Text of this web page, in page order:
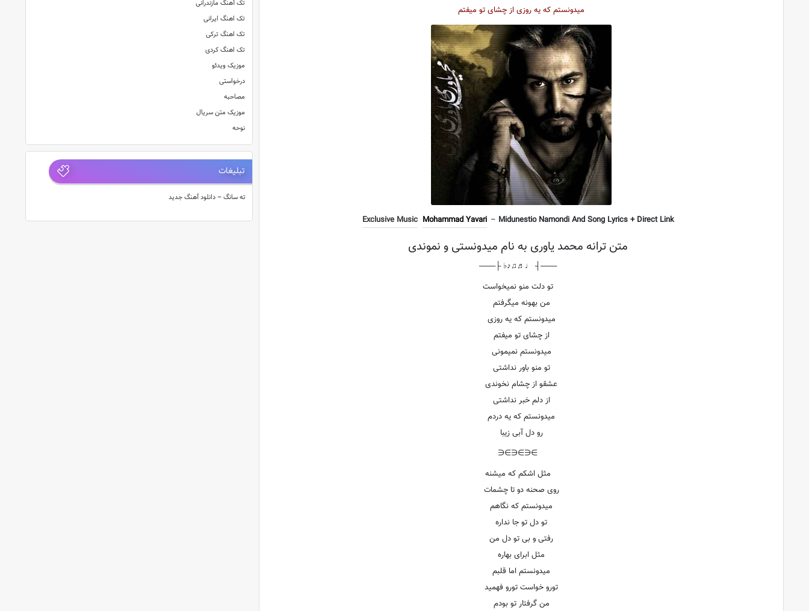
میدونستم که یه روزی از چشای تو میفتم
Exclusive Music Mohammad Yavari – Midunestio Namondi And Song Lyrics + Direct Link
متن ترانه محمد یاوری به نام میدونستی و نموندی
───┤ ♩♬♫♪♭ ├───
تو دلت منو نمیخواست
من بهونه میگرفتم
میدونستم که یه روزی
از چشای تو میفتم
میدونستم نمیمونی
تو منو باور نداشتی
عشقو از چشام نخوندی
از دلم خبر نداشتی
میدونستم که یه دردم
رو دل آبی زیبا
∋∈∋∈∋∈
مثل اشکم که میشنه
روی صحنه دو تا چشمات
میدونستم که نگاهم
تو دل تو جا نداره
رفتی و بی تو دل من
مثل ابرای بهاره
میدونستم اما قلبم
تورو خواست تورو فهمید
من گرفتار تو بودم
تک آهنگ مازندرانی
تک اهنگ ایرانی
تک اهنگ ترکی
تک اهنگ کردی
موزیک ویدئو
درخواستی
مصاحبه
موزیک متن سریال
نوحه
تبلیغات
ته سانگ – دانلود آهنگ جدید